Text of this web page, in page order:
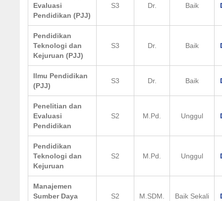
Evaluasi
Pendidikan (PJJ)
S3 Dr. Baik
Pendidikan
Teknologi dan
Kejuruan (PJJ)
S3 Dr. Baik
Ilmu Pendidikan
(PJJ)
S3 Dr. Baik
Penelitian dan
Evaluasi
Pendidikan
S2 M.Pd. Unggul
Pendidikan
Teknologi dan
Kejuruan
S2 M.Pd. Unggul
Manajemen
Sumber Daya
S2 M.SDM. Baik Sekali